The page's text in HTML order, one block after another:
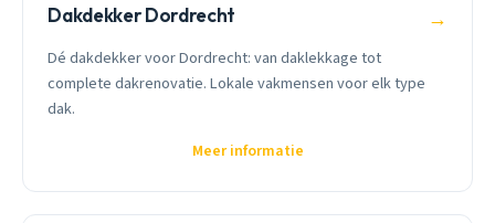
Dakdekker Dordrecht →
Dé dakdekker voor Dordrecht: van daklekkage tot
complete dakrenovatie. Lokale vakmensen voor elk type
dak.
Meer informatie